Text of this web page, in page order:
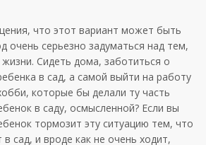
что этот вариант может быть
очень серьезно задуматься над тем,
Сидеть дома, заботиться о
в сад, а самой выйти на работу
которые бы делали ту часть
в саду, осмысленной? Если вы
тормозит эту ситуацию тем, что
в сад, и вроде как не очень ходит,